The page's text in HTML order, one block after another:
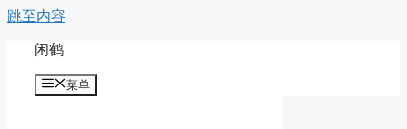
跳至内容
闲鹤
菜单